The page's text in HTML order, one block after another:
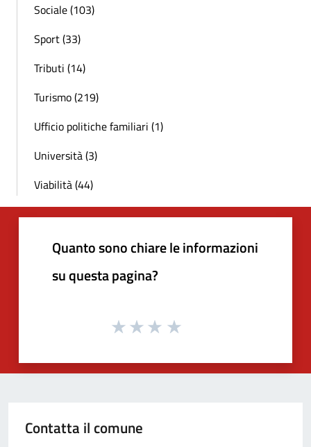
Sociale (103)
Sport (33)
Tributi (14)
Turismo (219)
Ufficio politiche familiari (1)
Università (3)
Viabilità (44)
Quanto sono chiare le informazioni
su questa pagina?
Contatta il comune